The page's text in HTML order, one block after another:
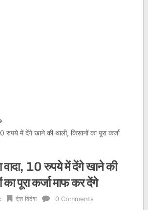
रुपये में देंगे खाने की थाली, किसानों का पूरा कर्जा
वादा, 10 रुपये में देंगे खाने की
पूरा कर्जा माफ कर देंगे
देश विदेश 0 Comments